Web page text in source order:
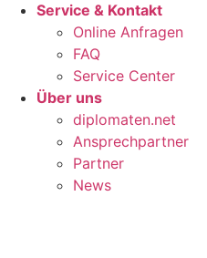
Service & Kontakt
Online Anfragen
FAQ
Service Center
Über uns
diplomaten.net
Ansprechpartner
Partner
News